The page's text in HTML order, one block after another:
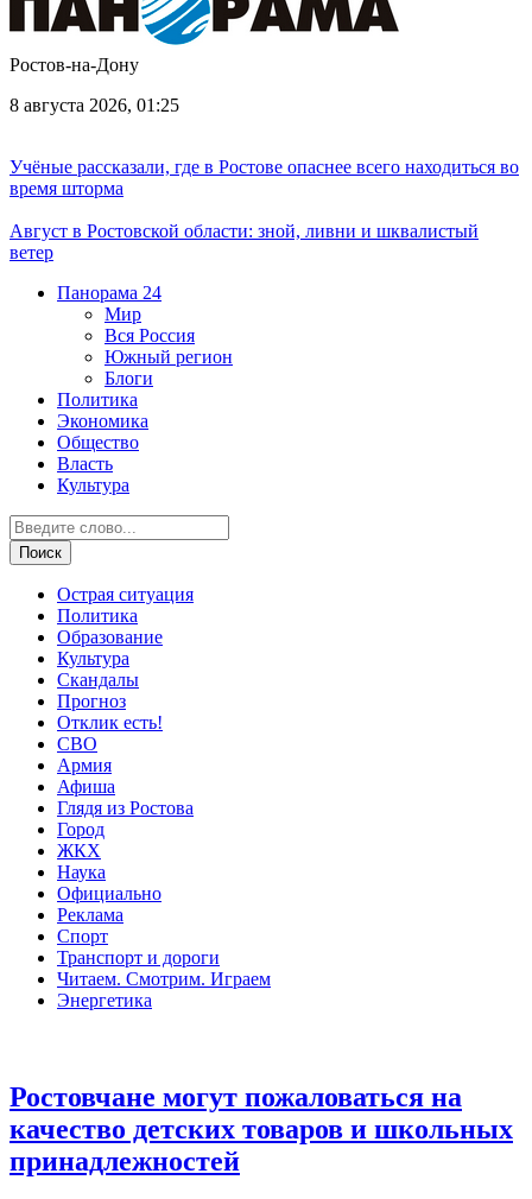
Ростов-на-Дону
8 августа 2026, 01:25
Учёные рассказали, где в Ростове опаснее всего находиться во
время шторма
Август в Ростовской области: зной, ливни и шквалистый
ветер
Панорама 24
Мир
Вся Россия
Южный регион
Блоги
Политика
Экономика
Общество
Власть
Культура
Острая ситуация
Политика
Образование
Культура
Скандалы
Прогноз
Отклик есть!
СВО
Армия
Афиша
Глядя из Ростова
Город
ЖКХ
Наука
Официально
Реклама
Спорт
Транспорт и дороги
Читаем. Смотрим. Играем
Энергетика
Ростовчане могут пожаловаться на
качество детских товаров и школьных
принадлежностей